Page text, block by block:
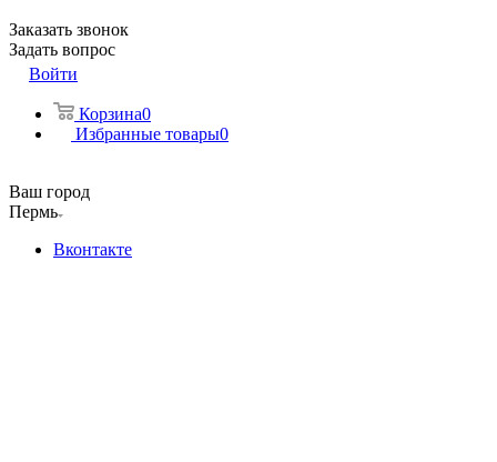
Заказать звонок
Задать вопрос
Войти
Корзина0
Избранные товары0
Ваш город
Пермь
Вконтакте